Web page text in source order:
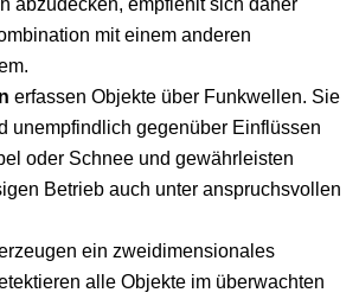
mit einem anderen
erfassen Objekte über Funkwellen. Sie
unempfindlich gegenüber Einflüssen
oder Schnee und gewährleisten
Betrieb auch unter anspruchsvollen
ein zweidimensionales
alle Objekte im überwachten